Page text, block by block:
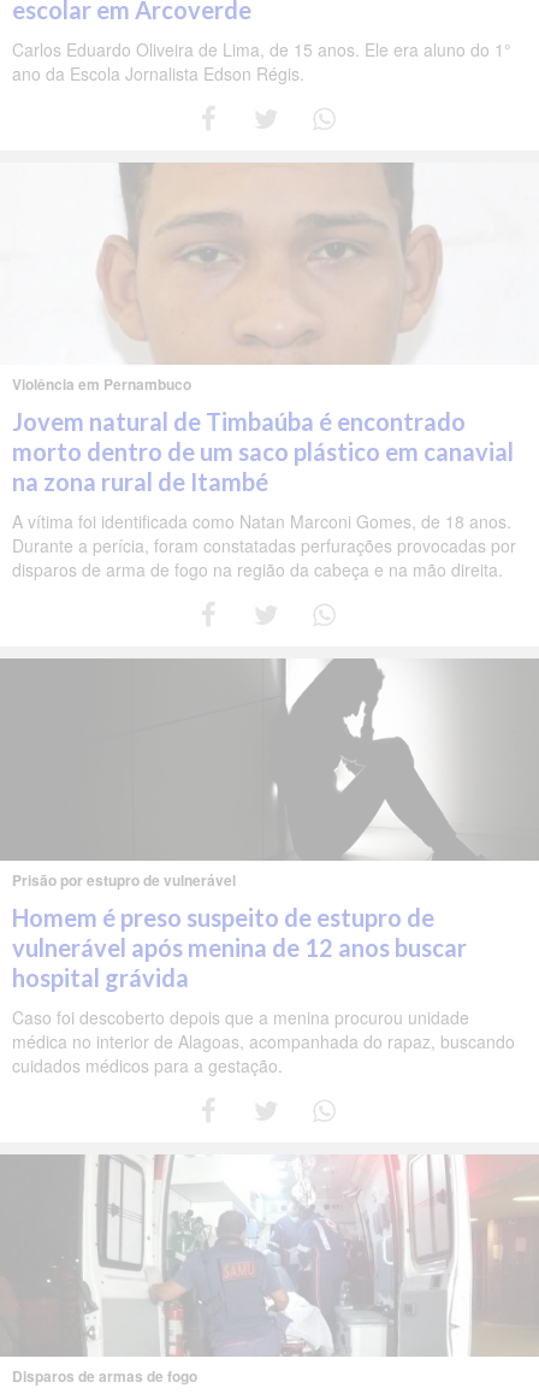
escolar em Arcoverde
Carlos Eduardo Oliveira de Lima, de 15 anos. Ele era aluno do 1°
ano da Escola Jornalista Edson Régis.
Violência em Pernambuco
Jovem natural de Timbaúba é encontrado
morto dentro de um saco plástico em canavial
na zona rural de Itambé
A vítima foi identificada como Natan Marconi Gomes, de 18 anos.
Durante a perícia, foram constatadas perfurações provocadas por
disparos de arma de fogo na região da cabeça e na mão direita.
Prisão por estupro de vulnerável
Homem é preso suspeito de estupro de
vulnerável após menina de 12 anos buscar
hospital grávida
Caso foi descoberto depois que a menina procurou unidade
médica no interior de Alagoas, acompanhada do rapaz, buscando
cuidados médicos para a gestação.
Disparos de armas de fogo